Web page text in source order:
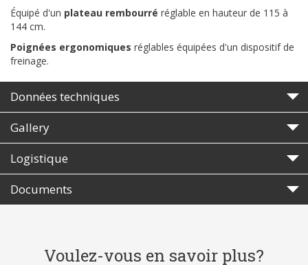
Équipé d'un plateau rembourré réglable en hauteur de 115 à
144 cm.
Poignées ergonomiques réglables équipées d'un dispositif de
freinage.
Données techniques
Gallery
Logistique
Documents
Voulez-vous en savoir plus?